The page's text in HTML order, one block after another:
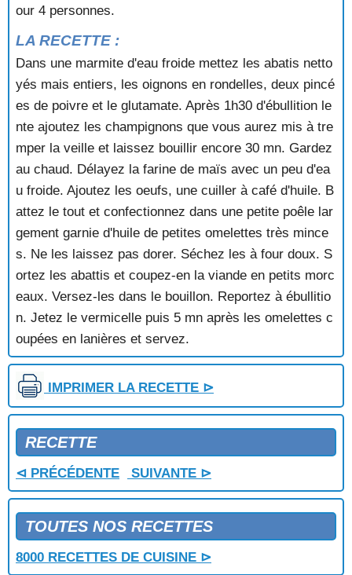
POTAGE AUVERGNAT AUX CHATAIGNES
POTAGE AUX AMANDES
POTAGE AUX ASPERGES
POTAGE AUX BROCOLIS
POTAGE AUX CAROTTES
POTAGE AUX CHAMPIGNONS
POTAGE AUX CHAMPIGNONS ET AU CELERI
POTAGE AUX CHOUX
POTAGE AUX COSSES DE PETITS POIS
POTAGE AUX ENDIVES
POTAGE AUX FANES DE NAVETS
POTAGE AUX FEVES FRAICHES
POTAGE AUX HARICOTS BLANCS
POTAGE AUX HARICOTS ROSES
POTAGE AUX LAITUES
POTAGE AUX LEGUMES ET AUX POIVRONS
POTAGE AUX LEGUMES VARIES
POTAGE AUX MARRONS
POTAGE AUX MOULES
POTAGE AUX MOULES A LA CREME
POTAGE AUX PETITS POIS FRAIS
POTAGE AUX POINTES D'ASPERGES
POTAGE AUX POIREAUX
POTAGE AUX POIS CASSES
POTAGE AUX POIS CASSES A LA CORIANDRE
POTAGE AUX QUEUES DE PORC
POTAGE AUX SCAROLES
our 4 personnes.
LA RECETTE :
Dans une marmite d'eau froide mettez les abatis netto
yés mais entiers, les oignons en rondelles, deux pincé
es de poivre et le glutamate. Après 1h30 d'ébullition le
nte ajoutez les champignons que vous aurez mis à tre
mper la veille et laissez bouillir encore 30 mn. Gardez
au chaud. Délayez la farine de maïs avec un peu d'ea
u froide. Ajoutez les oeufs, une cuiller à café d'huile. B
attez le tout et confectionnez dans une petite poêle lar
gement garnie d'huile de petites omelettes très mince
s. Ne les laissez pas dorer. Séchez les à four doux. S
ortez les abattis et coupez-en la viande en petits morc
eaux. Versez-les dans le bouillon. Reportez à ébullitio
n. Jetez le vermicelle puis 5 mn après les omelettes c
oupées en lanières et servez.
IMPRIMER LA RECETTE ⊳
RECETTE
⊲ PRÉCÉDENTE SUIVANTE ⊳
TOUTES NOS RECETTES
8000 RECETTES DE CUISINE ⊳